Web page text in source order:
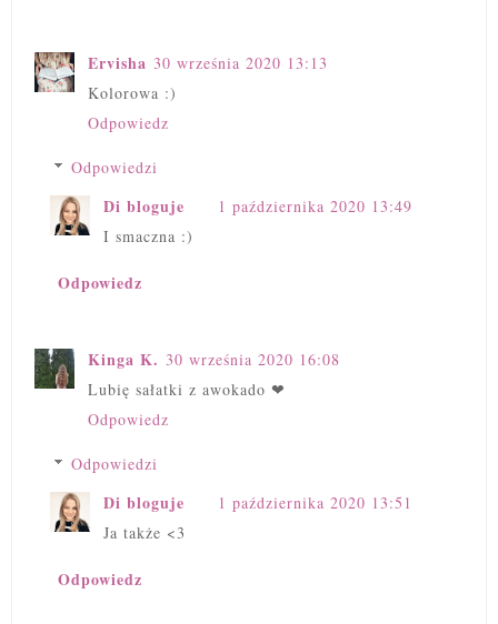
Ervisha 30 września 2020 13:13
Kolorowa :)
Odpowiedz
Odpowiedzi
Di bloguje
1 października 2020 13:49
I smaczna :)
Odpowiedz
Kinga K. 30 września 2020 16:08
Lubię sałatki z awokado ❤
Odpowiedz
Odpowiedzi
Di bloguje
1 października 2020 13:51
Ja także <3
Odpowiedz